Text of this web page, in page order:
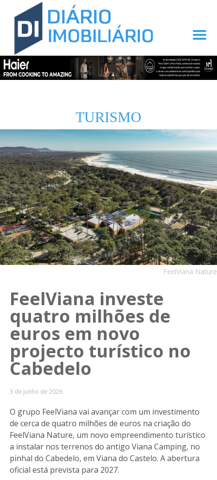
TURISMO
FeelViana Nature
FeelViana investe
quatro milhões de
euros em novo
projecto turístico no
Cabedelo
3 de junho de 2026
O grupo FeelViana vai avançar com um investimento
de cerca de quatro milhões de euros na criação do
FeelViana Nature, um novo empreendimento turístico
a instalar nos terrenos do antigo Viana Camping, no
pinhal do Cabedelo, em Viana do Castelo. A abertura
oficial está prevista para 2027.